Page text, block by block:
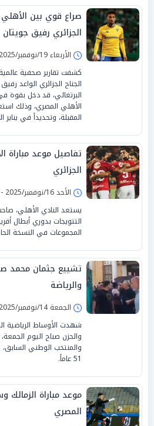
صراع قوي بين
الجزائري رفيق جويتان
الأربعاء 19/نوفمبر/2025 - 07:24 م
كشفت تقارير صحفية
الجناح الجزائري الواعد
البرتغالي، قد دخل بقوة
الأهلي المصري، وذلك
المقبلة، وتحديداً في يناير
تفاصيل موعد مباراة
الجزائري
الأحد 16/نوفمبر/2025 - 05:35 م
يستعد النادي الأهلي،
التتويجات بدوري أبطال
المجموعات في النسخة
تشييع جثمان محمد
والرياضة
الجمعة 14/نوفمبر/2025 - 04:01 م
شهدت الأوساط الرياضية
والحزن صباح اليوم
والمنتخب الوطني
51 عاماً.
موعد مباراة
المصري